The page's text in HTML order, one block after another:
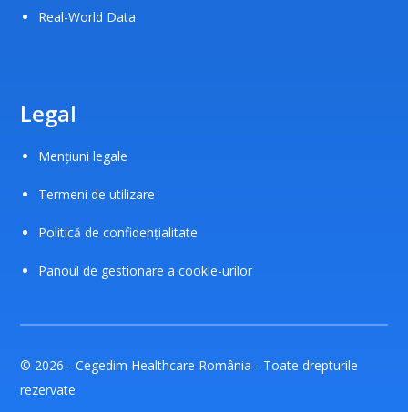
Real-World Data
Legal
Mențiuni legale
Termeni de utilizare
Politică de confidențialitate
Panoul de gestionare a cookie-urilor
© 2026 - Cegedim Healthcare România - Toate drepturile
rezervate